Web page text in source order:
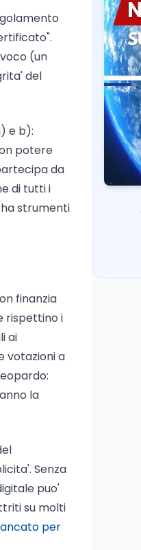
(un
del
e b):
potere
da
di tutti i
strumenti
finanzia
rispettino i
ai
votazioni a
la
Senza
puo'
su molti
per